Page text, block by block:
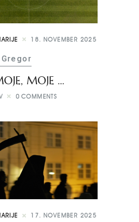
18. NOVEMBER 2025
MOJE …
0 COMMENTS
17. NOVEMBER 2025